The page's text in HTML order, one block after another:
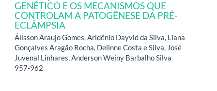
GENÉTICO E OS MECANISMOS QUE
CONTROLAM A PATOGÊNESE DA PRÉ-
ECLÂMPSIA
Álisson Araujo Gomes, Aridênio Dayvid da Silva, Liana
Gonçalves Aragão Rocha, Delinne Costa e Silva, José
Juvenal Linhares, Anderson Weiny Barbalho Silva
957-962